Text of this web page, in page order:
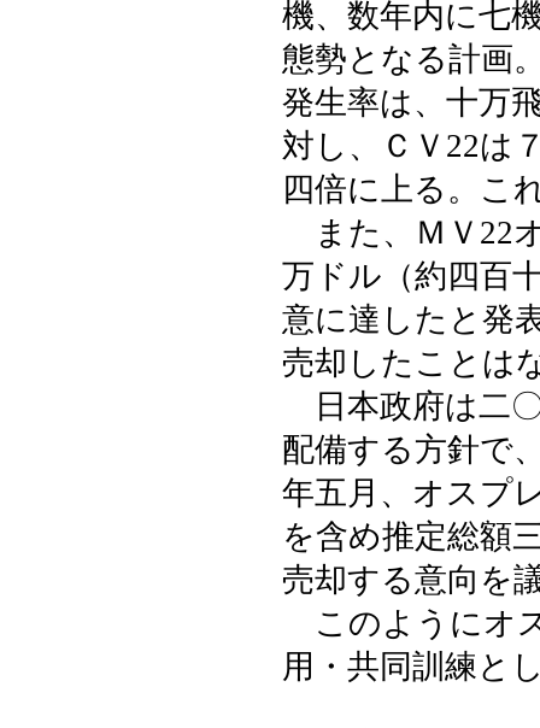
機、数年内に七
態勢となる計画
発生率は、十万
対し、ＣＶ22は
四倍に上る。こ
また、ＭＶ22
万ドル（約四百
意に達したと発
売却したことは
日本政府は二
配備する方針で
年五月、オスプ
を含め推定総額
売却する意向を
このようにオ
用・共同訓練と